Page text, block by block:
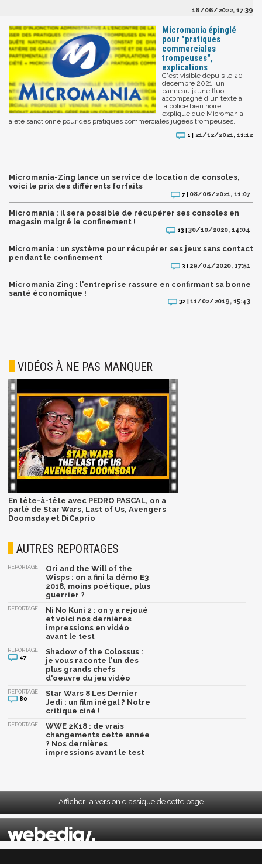
16/06/2022, 17:39
Micromania épinglé
pour "pratiques
commerciales
trompeuses",
explications
C'est visible depuis le 20
décembre 2021, un
panneau jaune fluo
accompagné d'un texte à
la police bien noire
explique que Micromania
a été sanctionné pour des pratiques commerciales jugées trompeuses.
1 | 21/12/2021, 11:12
Micromania-Zing lance un service de location de consoles,
voici le prix des différents forfaits
7 | 08/06/2021, 11:07
Micromania : il sera possible de récupérer ses consoles en
magasin malgré le confinement !
13 |30/10/2020, 14:04
Micromania : un système pour récupérer ses jeux sans contact
pendant le confinement
3 | 29/04/2020, 17:51
Micromania Zing : l'entreprise rassure en confirmant sa bonne
santé économique !
32 |11/02/2019, 15:43
VIDÉOS À NE PAS MANQUER
En tête-à-tête avec PEDRO PASCAL, on a
parlé de Star Wars, Last of Us, Avengers
Doomsday et DiCaprio
AUTRES REPORTAGES
REPORTAGE
Ori and the Will of the
Wisps : on a fini la démo E3
2018, moins poétique, plus
guerrier ?
REPORTAGE
Ni No Kuni 2 : on y a rejoué
et voici nos dernières
impressions en vidéo
avant le test
REPORTAGE
47
Shadow of the Colossus :
je vous raconte l'un des
plus grands chefs
d'oeuvre du jeu vidéo
REPORTAGE
80
Star Wars 8 Les Dernier
Jedi : un film inégal ? Notre
critique ciné !
REPORTAGE
WWE 2K18 : de vrais
changements cette année
? Nos dernières
impressions avant le test
Afficher la version classique de cette page